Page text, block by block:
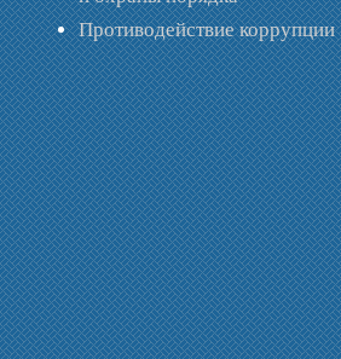
Противодействие коррупции